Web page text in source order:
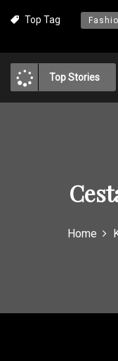
Top Tag
Top Stories
Voda umí řezat
Home